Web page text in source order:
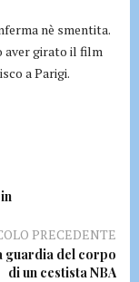
nè smentita.
aver girato il film
a Parigi.
PRECEDENTE
guardia del corpo
di un cestista NBA